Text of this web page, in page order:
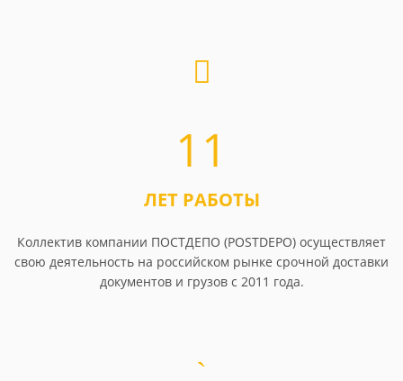
11
ЛЕТ РАБОТЫ
Коллектив компании ПОСТДЕПО (POSTDEPO) осуществляет
свою деятельность на российском рынке срочной доставки
документов и грузов с 2011 года.